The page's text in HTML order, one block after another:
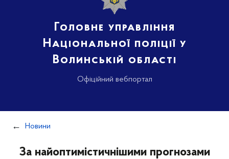
Головне управління
Національної поліції у
Волинській області
Офіційний вебпортал
Новини
За найоптимістичнішими прогнозами